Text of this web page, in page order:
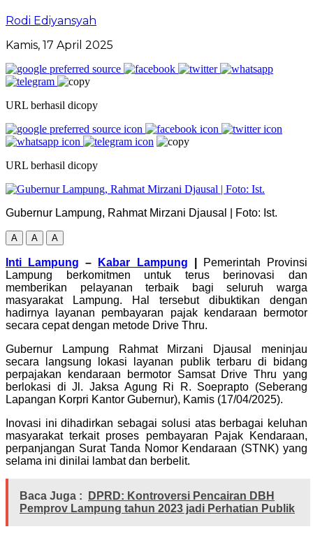
Rodi Ediyansyah
Kamis, 17 April 2025
URL berhasil dicopy
URL berhasil dicopy
Gubernur Lampung, Rahmat Mirzani Djausal | Foto: Ist.
A A A
Inti Lampung – Kabar Lampung
Pemerintah Provinsi
Lampung berkomitmen untuk terus berinovasi dan
memberikan pelayanan terbaik bagi seluruh warga
masyarakat Lampung. Hal tersebut dibuktikan dengan
hadirnya layanan pembayaran pajak kendaraan bermotor
secara cepat dengan metode Drive Thru.
Gubernur Lampung Rahmat Mirzani Djausal meninjau
secara langsung lokasi layanan publik terbaru di bidang
perpajakan kendaraan bermotor Samsat Drive Thru yang
berlokasi di Jl. Jaksa Agung Ri R. Soeprapto (Seberang
Lapangan Korpri Kantor Gubernur), Kamis (17/04/2025).
Inovasi ini dihadirkan sebagai solusi atas berbagai keluhan
masyarakat terkait proses pembayaran Pajak Kendaraan,
perpanjangan Surat Tanda Nomor Kendaraan (STNK) yang
selama ini dinilai lambat dan berbelit.
Baca Juga :
DPRD: Kontroversi Pencairan DBH
Pemprov Lampung tahun 2023 jadi Perhatian Publik